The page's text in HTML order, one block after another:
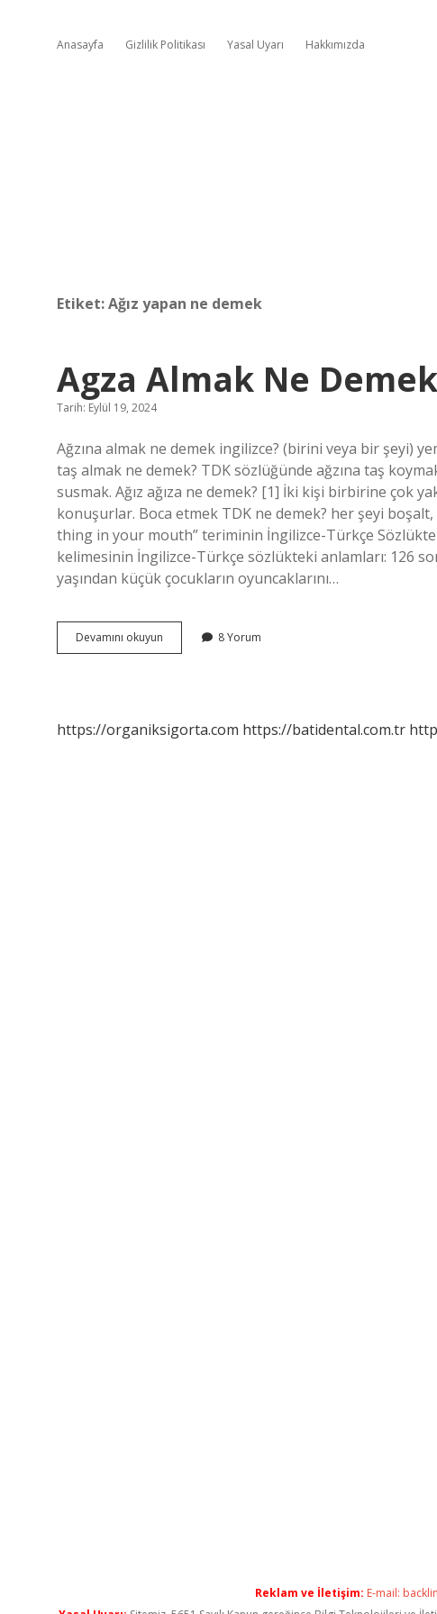
Anasayfa Gizlilik Politikası Yasal Uyarı Hakkımızda
Etiket:Ağız yapan ne demek
Agza Almak Ne Demek
Tarih: Eylül 19, 2024
Ağzına almak ne demek ingilizce? (birini veya bir şeyi)
taş almak ne demek? TDK sözlüğünde ağzına taş
susmak. Ağız ağıza ne demek? [1] İki kişi birbirine çok
konuşurlar. Boca etmek TDK ne demek? her şeyi
thing in your mouth” teriminin İngilizce-Türkçe Sözlükte
kelimesinin İngilizce-Türkçe sözlükteki anlamları: 126
yaşından küçük çocukların oyuncaklarını…
Devamını okuyun
Almak
8 Yorum
https://organiksigorta.com https://batidental.com.tr
Reklam ve İletişim: E-mail: